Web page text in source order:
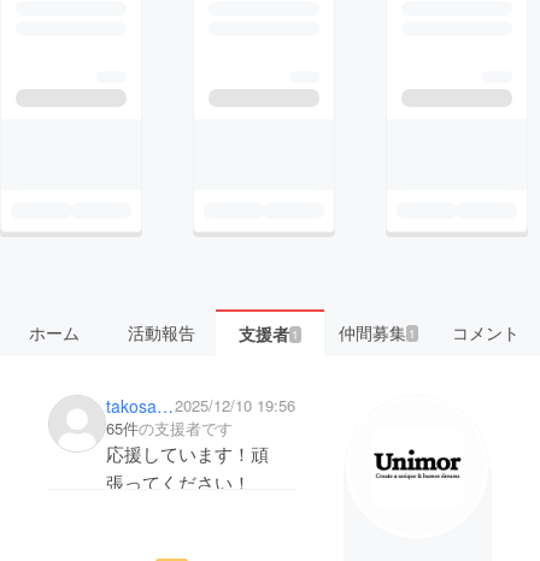
ホーム 活動報告 支援者 1 仲間募集 1 コメント
takosan04392025/12/10 19:56
65件の支援者です
応援しています！頑
張ってください！